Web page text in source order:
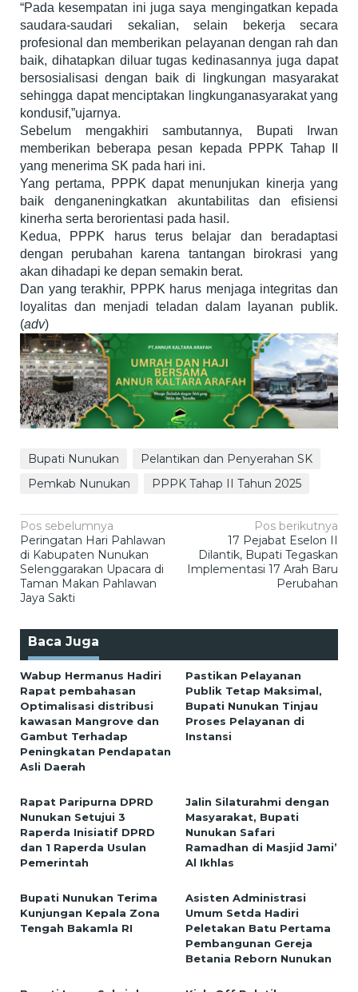
“Pada kesempatan ini juga saya mengingatkan kepada
saudara-saudari sekalian, selain bekerja secara
profesional dan memberikan pelayanan dengan rah dan
baik, dihatapkan diluar tugas kedinasannya juga dapat
bersosialisasi dengan baik di lingkungan masyarakat
sehingga dapat menciptakan lingkunganasyarakat yang
kondusif,”ujarnya.
Sebelum mengakhiri sambutannya, Bupati Irwan
memberikan beberapa pesan kepada PPPK Tahap II
yang menerima SK pada hari ini.
Yang pertama, PPPK dapat menunjukan kinerja yang
baik denganeningkatkan akuntabilitas dan efisiensi
kinerha serta berorientasi pada hasil.
Kedua, PPPK harus terus belajar dan beradaptasi
dengan perubahan karena tantangan birokrasi yang
akan dihadapi ke depan semakin berat.
Dan yang terakhir, PPPK harus menjaga integritas dan
loyalitas dan menjadi teladan dalam layanan publik.
(adv)
Bupati Nunukan
Pelantikan dan Penyerahan SK
Pemkab Nunukan
PPPK Tahap II Tahun 2025
Navigasi
pos
Pos sebelumnya
Peringatan Hari Pahlawan
di Kabupaten Nunukan
Selenggarakan Upacara di
Taman Makan Pahlawan
Jaya Sakti
Pos berikutnya
17 Pejabat Eselon II
Dilantik, Bupati Tegaskan
Implementasi 17 Arah Baru
Perubahan
Baca Juga
Wabup Hermanus Hadiri
Rapat pembahasan
Optimalisasi distribusi
kawasan Mangrove dan
Gambut Terhadap
Peningkatan Pendapatan
Asli Daerah
Pastikan Pelayanan
Publik Tetap Maksimal,
Bupati Nunukan Tinjau
Proses Pelayanan di
Instansi
Rapat Paripurna DPRD
Nunukan Setujui 3
Raperda Inisiatif DPRD
dan 1 Raperda Usulan
Pemerintah
Jalin Silaturahmi dengan
Masyarakat, Bupati
Nunukan Safari
Ramadhan di Masjid Jami’
Al Ikhlas
Bupati Nunukan Terima
Kunjungan Kepala Zona
Tengah Bakamla RI
Asisten Administrasi
Umum Setda Hadiri
Peletakan Batu Pertama
Pembangunan Gereja
Betania Reborn Nunukan